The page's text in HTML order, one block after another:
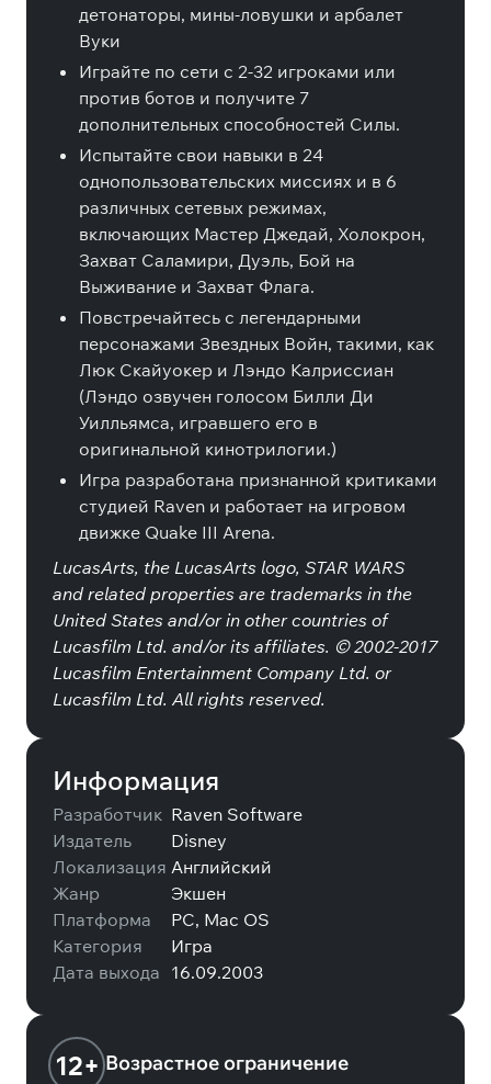
детонаторы, мины-ловушки и арбалет
Вуки
Играйте по сети с 2-32 игроками или
против ботов и получите 7
дополнительных способностей Силы.
Испытайте свои навыки в 24
однопользовательских миссиях и в 6
различных сетевых режимах,
включающих Мастер Джедай, Холокрон,
Захват Саламири, Дуэль, Бой на
Выживание и Захват Флага.
Повстречайтесь с легендарными
персонажами Звездных Войн, такими, как
Люк Скайуокер и Лэндо Калриссиан
(Лэндо озвучен голосом Билли Ди
Уилльямса, игравшего его в
оригинальной кинотрилогии.)
Игра разработана признанной критиками
студией Raven и работает на игровом
движке Quake III Arena.
LucasArts, the LucasArts logo, STAR WARS
and related properties are trademarks in the
United States and/or in other countries of
Lucasfilm Ltd. and/or its affiliates. © 2002-2017
Lucasfilm Entertainment Company Ltd. or
Lucasfilm Ltd. All rights reserved.
Информация
Разработчик Raven Software
Издатель
Disney
Локализация Английский
Жанр
Экшен
Платформа
PC, Mac OS
Категория
Игра
Дата выхода 16.09.2003
12+ Возрастное ограничение